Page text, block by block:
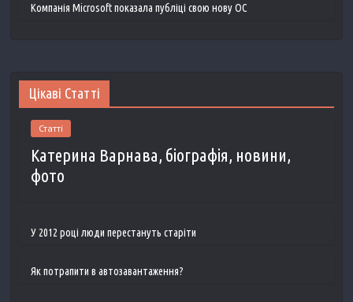
Компанія Microsoft показала публіці свою нову ОС
Цікаві Статті
Статті
Катерина Варнава, біографія, новини,
фото
У 2012 році люди перестануть старіти
Як потрапити в автозавантаження?